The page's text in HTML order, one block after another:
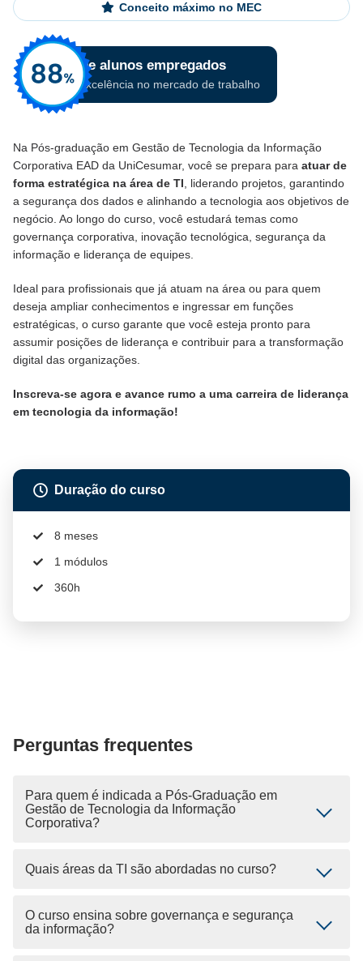
Conceito máximo no MEC
Na Pós-graduação em Gestão de Tecnologia da Informação
Corporativa EAD da UniCesumar, você se prepara para atuar de
forma estratégica na área de TI , liderando projetos, garantindo
a segurança dos dados e alinhando a tecnologia aos objetivos de
negócio. Ao longo do curso, você estudará temas como
governança corporativa, inovação tecnológica, segurança da
informação e liderança de equipes.
Ideal para profissionais que já atuam na área ou para quem
deseja ampliar conhecimentos e ingressar em funções
estratégicas, o curso garante que você esteja pronto para
assumir posições de liderança e contribuir para a transformação
digital das organizações.
Inscreva-se agora e avance rumo a uma carreira de liderança
em tecnologia da informação!
Duração do curso
8 meses
1 módulos
360h
Perguntas frequentes
Para quem é indicada a Pós-Graduação em
Gestão de Tecnologia da Informação
Corporativa?
Quais áreas da TI são abordadas no curso?
O curso ensina sobre governança e segurança
da informação?